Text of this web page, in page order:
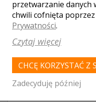
przetwarzanie danych
chwili cofnięta
Prywatności.
Czytaj więcej
CHCĘ KORZYSTAĆ Z
Zadecyduję później